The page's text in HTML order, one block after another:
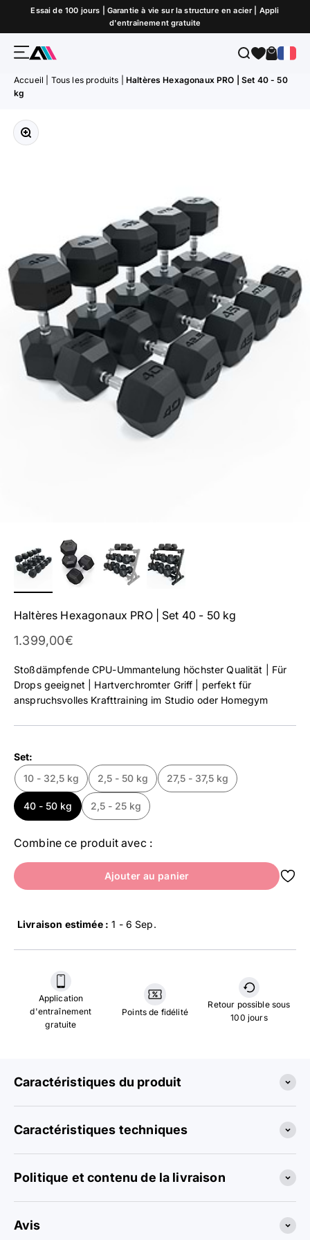
Passer au contenu
Essai de 100 jours | Garantie à vie sur la structure en acier | Appli
d'entraînement gratuite
MenuATLETICA Recherche
Panier
Accueil Tous les produits
Haltères Hexagonaux PRO | Set 40 - 50
kg
Zoomer sur l'image
Haltères Hexagonaux PRO | Set 40 - 50 kg
Prix affiché
1.399,00€
Stoßdämpfende CPU-Ummantelung höchster Qualität | Für
Drops geeignet | Hartverchromter Griff | perfekt für
anspruchsvolles Krafttraining im Studio oder Homegym
Set:
10 - 32,5 kg
2,5 - 50 kg 27,5 - 37,5 kg
40 - 50 kg 2,5 - 25 kg
Combine ce produit avec :
Ajouter au panier
Livraison estimée : 1 - 6 Sep.
Application
d'entraînement
gratuite
Points de fidélité
Retour possible sous
100 jours
Caractéristiques du produit
Caractéristiques techniques
Politique et contenu de la livraison
Avis